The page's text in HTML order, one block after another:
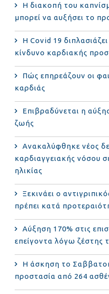
Η διακοπή του
μπορεί να αυξήσει το
Η Covid 19
κίνδυνο καρδιακής
Πώς επηρεάζουν οι
καρδιάς
Επιβραδύνεται η
ζωής
Ανακαλύφθηκε νέος
καρδιαγγειακής νόσου
ηλικίας
Ξεκινάει ο
πρέπει κατά
Αύξηση 170% στις
επείγοντα λόγω ζέστης
Η άσκηση το
προστασία από 264